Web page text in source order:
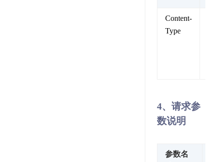
Content-
Type
4、请求参
数说明
参数名